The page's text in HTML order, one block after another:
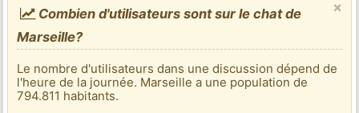
×
Combien d'utilisateurs sont sur le chat de
Marseille?
Le nombre d'utilisateurs dans une discussion dépend de
l'heure de la journée. Marseille a une population de
794.811 habitants.